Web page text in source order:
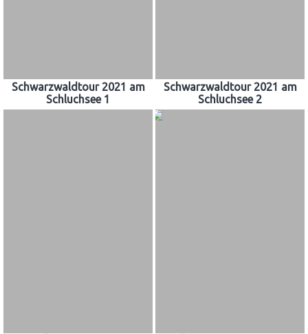
Schwarzwaldtour 2021 am
Schluchsee 1
Schwarzwaldtour 2021 am
Schluchsee 2